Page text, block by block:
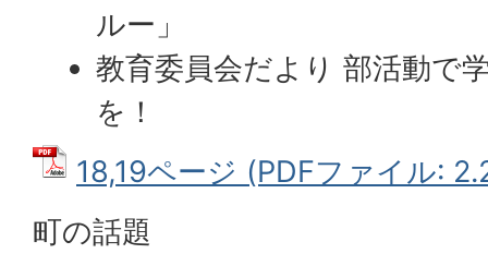
ルー」
教育委員会だより 部活動で
を！
18,19ページ (PDFファイル:
町の話題